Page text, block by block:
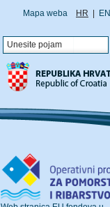
Mapa weba HR EN